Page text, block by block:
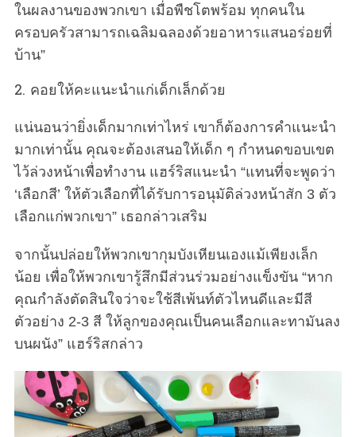
ในผลงานของพวกเขา เมื่อพืชโตพร้อม ทุกคนใน
ครอบครัวสามารถเฉลิมฉลองด้วยอาหารแสนอร่อยที่
บ้าน”
2. คอยให้คะแนะนำแก่เด็กเล็กด้วย
แน่นอนว่ายิ่งเด็กมากเท่าไหร่ เขาก็ต้องการคำแนะนำ
มากเท่านั้น คุณจะต้องเสนอให้เด็ก ๆ กำหนดขอบเขต
ไว้ล่วงหน้าเพื่อทำงาน แฮร์ริสแนะนำ “แทนที่จะพูดว่า
‘เลือกสี’ ให้ตัวเลือกที่ได้รับการอนุมัติล่วงหน้าสัก 3 ตัว
เลือกแก่พวกเขา” เธอกล่าวเสริม
จากนั้นปล่อยให้พวกเขากุมบังเหียนเองแม้เพียงเล็ก
น้อย เพื่อให้พวกเขารู้สึกมีส่วนร่วมอย่างแข็งขัน “หาก
คุณกำลังตัดสินใจว่าจะใช้สีเพ้นท์ตัวไหนดีและมีสี
ตัวอย่าง 2-3 สี ให้ลูกของคุณเป็นคนเลือกและทามันลง
บนผนัง” แฮร์ริสกล่าว